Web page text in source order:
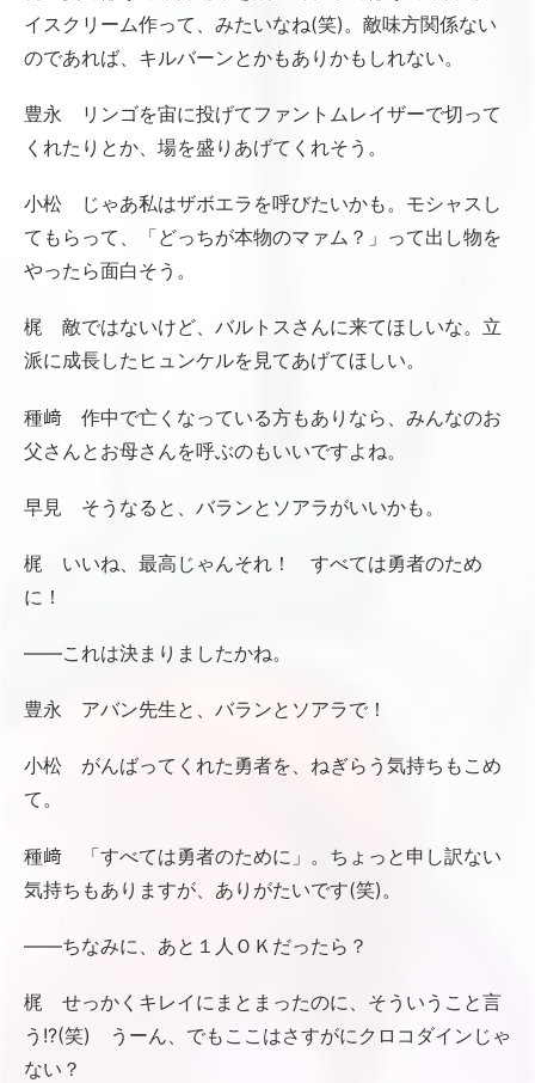
イスクリーム作って、みたいなね(笑)。敵味方関係ない
のであれば、キルバーンとかもありかもしれない。
豊永 リンゴを宙に投げてファントムレイザーで切って
くれたりとか、場を盛りあげてくれそう。
小松 じゃあ私はザボエラを呼びたいかも。モシャスし
てもらって、「どっちが本物のマァム？」って出し物を
やったら面白そう。
梶 敵ではないけど、バルトスさんに来てほしいな。立
派に成長したヒュンケルを見てあげてほしい。
種﨑 作中で亡くなっている方もありなら、みんなのお
父さんとお母さんを呼ぶのもいいですよね。
早見 そうなると、バランとソアラがいいかも。
梶 いいね、最高じゃんそれ！ すべては勇者のため
に！
――これは決まりましたかね。
豊永 アバン先生と、バランとソアラで！
小松 がんばってくれた勇者を、ねぎらう気持ちもこめ
て。
種﨑 「すべては勇者のために」。ちょっと申し訳ない
気持ちもありますが、ありがたいです(笑)。
――ちなみに、あと１人ＯＫだったら？
梶 せっかくキレイにまとまったのに、そういうこと言
う!?(笑) うーん、でもここはさすがにクロコダインじゃ
ない？